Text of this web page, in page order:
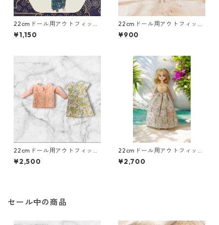
22cmドール用アウトフィッ
ト 着物二点セット 青緑の
花柄×白と緑の帯 シック ク
¥1,150
22cmドール用アウトフィット
二点セット ピンクのベアト
ップ＆プリーツスカート ア
¥900
22cmドール用アウトフィット
5点セット カジュアル着回し
コーデ ギャザースカート他
¥2,500
22cmドール用アウトフィット
5点セット 南国風・ハワイア
ン風コーデ
¥2,700
セール中の商品